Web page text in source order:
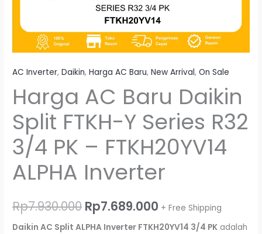
AC Inverter,Daikin,Harga AC Baru,New Arrival,On Sale
Harga AC Baru Daikin
Split FTKH-Y Series R32
3/4 PK – FTKH20YV14
ALPHA Inverter
Rp7.930.000 Rp7.689.000 + Free Shipping
Daikin AC Split ALPHA Inverter FTKH20YV14 3/4 PK adalah
ALPHA
Inverter